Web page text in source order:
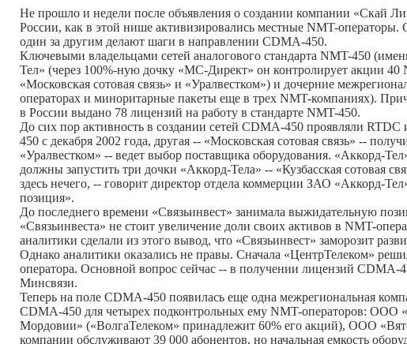
Не прошло и недели после объявления о создании компании «Скай
России, как в этой нише активизировались местные NMT-
один за другим делают шаги в направлении CDMA-450.
Ключевыми владельцами сетей аналогового стандарта NMT-450
Тел» (через 100%-ную дочку «МС-Директ» он контролирует акции 40
«Московская сотовая связь» и «Уралвестком») и дочерние
операторах и миноритарные пакеты еще в трех NMT-компаниях).
в России выдано 78 лицензий на работу в стандарте NMT-450.
До сих пор активность в создании сетей CDMA-450 проявляли
450 с декабря 2002 года, другая -- «Московская сотовая связь» --
«Уралвестком» -- ведет выбор поставщика оборудования. «Аккорд-
должны запустить три дочки «Аккорд-Тела» -- «Кузбасская сотовая
здесь нечего, -- говорит директор отдела коммерции ЗАО «Аккорд-
позиция».
До последнего времени «Связьинвест» занимала выжидательную
«Связьинвеста» не стоит увеличение доли своих активов в NMT-
аналитики сделали из этого вывод, что «Связьинвест» заморозит
Однако аналитики оказались не правы. Сначала «ЦентрТелеком»
оператора. Основной вопрос сейчас -- в получении лицензий CDMA-
Минсвязи.
Теперь на поле CDMA-450 появилась еще одна межрегиональная
CDMA-450 для четырех подконтрольных ему NMT-операторов: ООО
Мордовии» («ВолгаТелеком» принадлежит 60% его акций), ООО
компании обслуживают 39 000 абонентов, но начальная емкость